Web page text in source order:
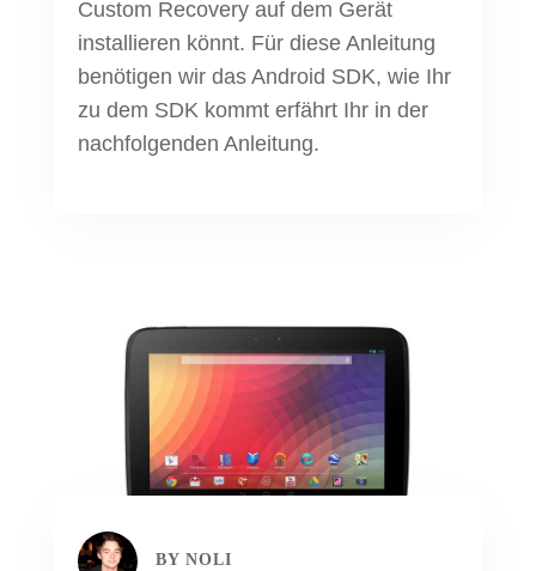
Custom Recovery auf dem Gerät
installieren könnt. Für diese Anleitung
benötigen wir das Android SDK, wie Ihr
zu dem SDK kommt erfährt Ihr in der
nachfolgenden Anleitung.
BY NOLI